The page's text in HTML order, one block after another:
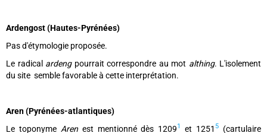
Ardengost (Hautes-Pyrénées)
Pas d'étymologie proposée.
Le radical ardengpourrait correspondre au mot althing. L'isolement
du site semble favorable à cette interprétation.
Aren (Pyrénées-atlantiques)
Le toponyme Arenest mentionné dès 12091 et 1251 5
(cartulaire